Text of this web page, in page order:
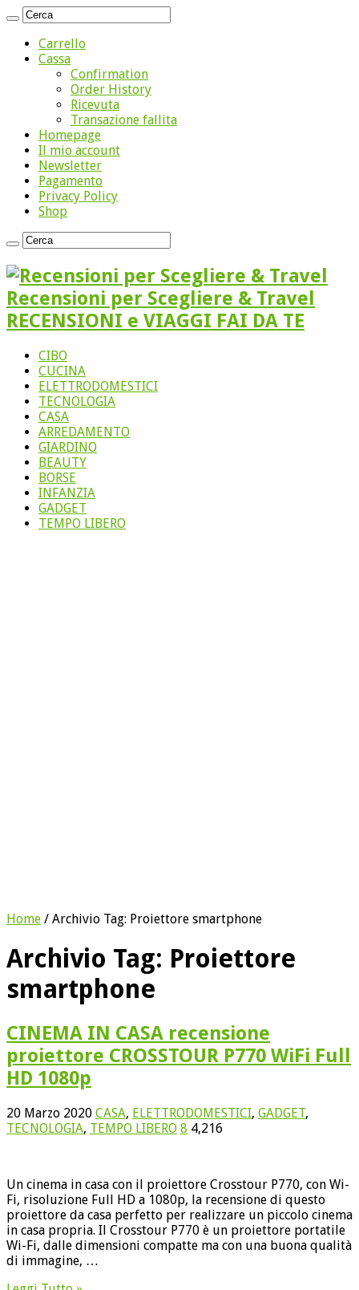
Carrello
Cassa
Confirmation
Order History
Ricevuta
Transazione fallita
Homepage
Il mio account
Newsletter
Pagamento
Privacy Policy
Shop
Recensioni per Scegliere & Travel
RECENSIONI e VIAGGI FAI DA TE
CIBO
CUCINA
ELETTRODOMESTICI
TECNOLOGIA
CASA
ARREDAMENTO
GIARDINO
BEAUTY
BORSE
INFANZIA
GADGET
TEMPO LIBERO
Home / Archivio Tag: Proiettore smartphone
Archivio Tag: Proiettore
smartphone
CINEMA IN CASA recensione
proiettore CROSSTOUR P770 WiFi Full
HD 1080p
20 Marzo 2020 CASA, ELETTRODOMESTICI, GADGET,
TECNOLOGIA, TEMPO LIBERO 8 4,216
Un cinema in casa con il proiettore Crosstour P770, con Wi-
Fi, risoluzione Full HD a 1080p, la recensione di questo
proiettore da casa perfetto per realizzare un piccolo cinema
in casa propria. Il Crosstour P770 è un proiettore portatile
Wi-Fi, dalle dimensioni compatte ma con una buona qualità
di immagine, …